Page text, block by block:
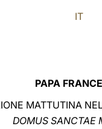
IT
PAPA
MATTUTINA
DOMUS SANCTAE